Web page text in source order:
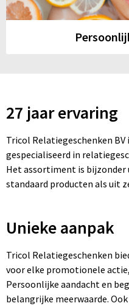
27 jaar ervaring
Tricol Relatiegeschenken
gespecialiseerd in
Het assortiment is
standaard producten als uit
Unieke aanpak
Tricol Relatiegeschenken
voor elke promotionele
Persoonlijke aandacht en
belangrijke meerwaarde.